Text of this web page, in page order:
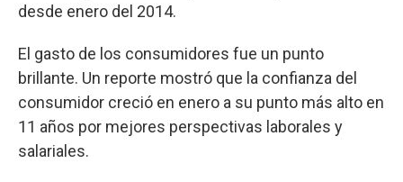
desde enero del 2014.
El gasto de los consumidores fue un punto
brillante. Un reporte mostró que la confianza del
consumidor creció en enero a su punto más alto en
11 años por mejores perspectivas laborales y
salariales.